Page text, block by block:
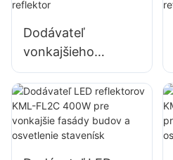
reklamných
nápisov
Dodávateľ
vonkajšieho
osvetlenia
parkovísk a skladov
KML-FL2C 200W
LED reflektor